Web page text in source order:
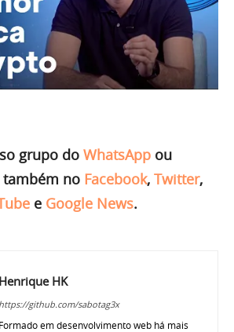
grupo do WhatsApp ou
também no Facebook, Twitter,
e Google News.
Henrique HK
https://github.com/sabotag3x
Formado em desenvolvimento web há mais